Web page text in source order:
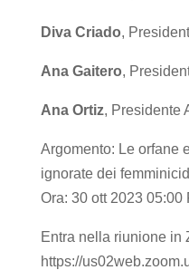
Diva Criado,
Ana Gaitero,
Ana Ortiz, Presidente
Argomento: Le orfane
ignorate dei
Ora: 30 ott 2023 05:00
Entra nella riunione in
https://